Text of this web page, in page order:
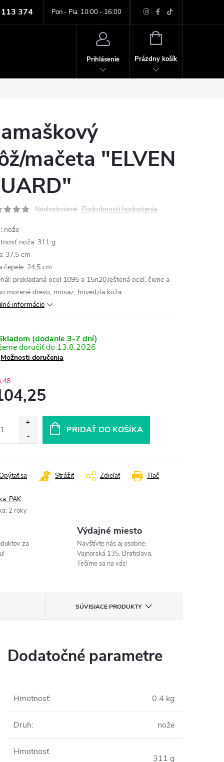
374 Pon - Pia: 10:00 - 16:00
údajov
Prihlásenie
NÁKUPNÝ
Prázdny košík
mačeta "ELVEN
Neohodnotené Podrobnosti hodnotenia
nože
noža: 311 g
37,5 cm
čepele: 24,5 cm
prekladaná ocel 1095 a 15n20,leštená ocel, čiene a
morené drevo, mosaz, hovedzia koža
informácie
(dodanie 3-7 dní)
13.8.2026
Možnosti doručenia
PRIDAŤ DO KOŠÍKA
Tlač
sa Strážiť Zdieľať
PAK
: 2 roky
za
Výdajné miesto
Navštívte nás aj osobne:
Vajnorská 135, Bratislava.
Tešíme sa na vás!
SÚVISIACE PRODUKTY
Dodatočné parametre
Hmotnosť: 0.4 kg
Druh: nože
Hmotnosť
311 g